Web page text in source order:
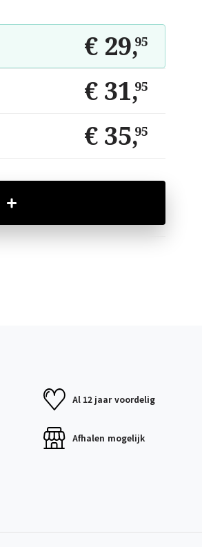
€ 29,95
€ 31,95
€ 35,95
Al 12 jaar voordelig
Afhalen mogelijk